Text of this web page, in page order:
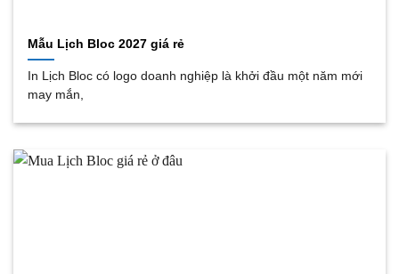
Mẫu Lịch Bloc 2027 giá rẻ
In Lịch Bloc có logo doanh nghiệp là khởi đầu một năm mới
may mắn,